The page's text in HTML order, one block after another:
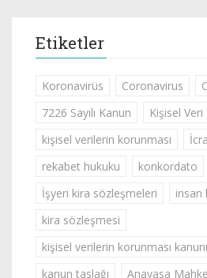
Etiketler
Koronavirüs Coronavirus
7226 Sayılı Kanun
Kişisel Veri
kişisel verilerin korunması
rekabet hukuku
konkordato
İşyeri kira sözleşmeleri
insan
kira sözleşmesi
kişisel verilerin korunması
kanun taslağı
Anayasa